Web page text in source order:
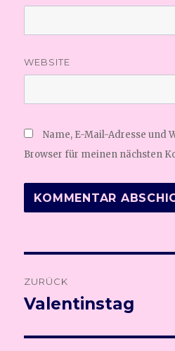
WEBSITE
Name, E-Mail-Adresse und
Browser für meinen nächsten
ZURÜCK
Vorheriger
Valentinstag